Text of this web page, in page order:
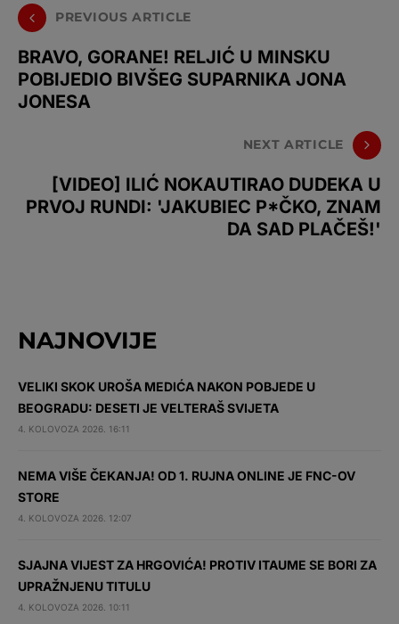
PREVIOUS ARTICLE
BRAVO, GORANE! RELJIĆ U MINSKU
POBIJEDIO BIVŠEG SUPARNIKA JONA
JONESA
NEXT ARTICLE
[VIDEO] ILIĆ NOKAUTIRAO DUDEKA U
PRVOJ RUNDI: 'JAKUBIEC P*ČKO, ZNAM
DA SAD PLAČEŠ!'
NAJNOVIJE
VELIKI SKOK UROŠA MEDIĆA NAKON POBJEDE U
BEOGRADU: DESETI JE VELTERAŠ SVIJETA
4. KOLOVOZA 2026. 16:11
NEMA VIŠE ČEKANJA! OD 1. RUJNA ONLINE JE FNC-OV
STORE
4. KOLOVOZA 2026. 12:07
SJAJNA VIJEST ZA HRGOVIĆA! PROTIV ITAUME SE BORI ZA
UPRAŽNJENU TITULU
4. KOLOVOZA 2026. 10:11